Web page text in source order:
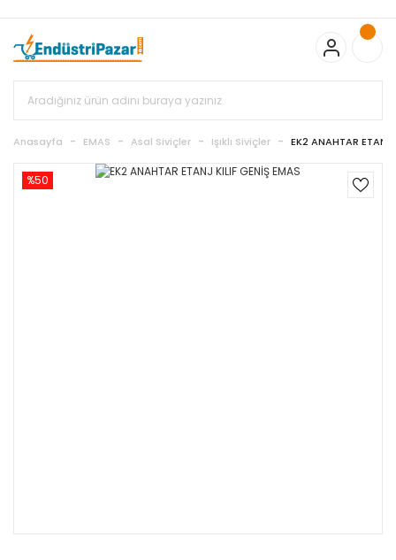
Bayonet J Tip Termokupul Ürünlerinde 50 Adet Alımlarda
Sepette Ekstra %5 İskonto...
50.000,00TL ve Üzeri EMKO Ürünleri
Alışverişlerinizde Sepette %5 EK İNDİRİM...
%15 İskonto... 50.000,00TL ve Üzeri GEMO Ürünleri
Alışverişlerinizde Sepette %3 EK İNDİRİM...
Standart Bayonet J Tip Termokupul Ürünlerinde 100 Adet
Anasayfa EMAS Asal Siviçler Işıklı Siviçler EK2 ANAHTAR ETANJ
%50